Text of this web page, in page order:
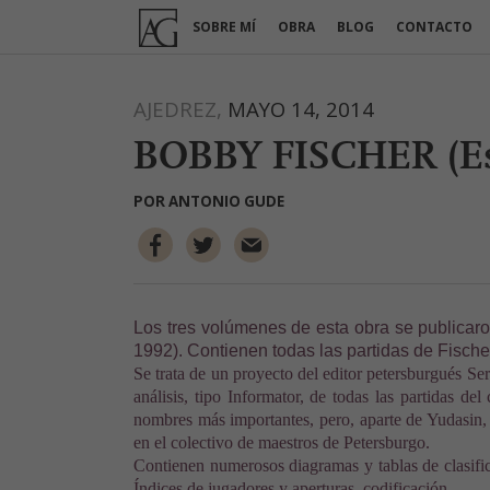
SOBRE MÍ OBRA BLOG CONTACTO
AJEDREZ, MAYO 14, 2014
BOBBY FISCHER
PORANTONIO GUDE
Los tres volúmenes de esta obra se
1992). Contienen todas las partidas de
Se trata de un proyecto del editor petersburgués
análisis, tipo Informator, de todas las partidas del
nombres más importantes, pero, aparte de
en el colectivo de maestros de Petersburgo.
Contienen numerosos diagramas y tablas de